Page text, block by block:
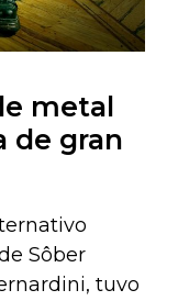
metal
de gran
Sôber
tuvo